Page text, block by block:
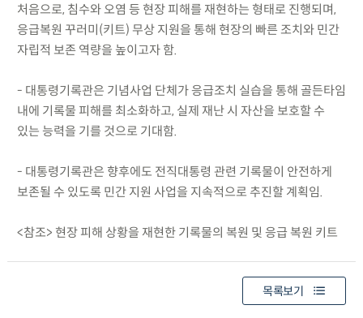
처음으로, 침수와 오염 등 현장 피해를 재현하는 형태로 진행되며,
응급복원 꾸러미(키트) 무상 지원을 통해 현장의 빠른 조치와 민간
자립적 보존 역량을 높이고자 함.
- 대통령기록관은 기념사업 단체가 응급조치 실습을 통해 골든타임
내에 기록물 피해를 최소화하고, 실제 재난 시 자산을 보호할 수
있는 능력을 기를 것으로 기대함.
- 대통령기록관은 향후에도 전직대통령 관련 기록물이 안전하게
보존될 수 있도록 민간 지원 사업을 지속적으로 추진할 계획임.
<참조> 현장 피해 상황을 재현한 기록물의 복원 및 응급 복원 키트
목록보기